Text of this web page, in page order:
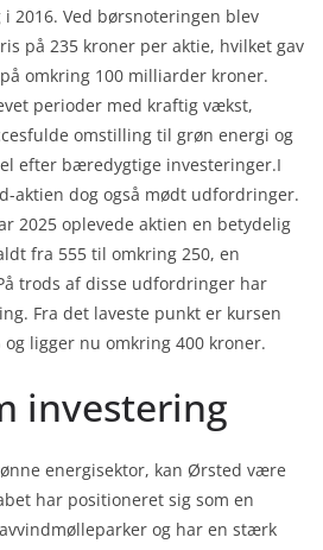
2016. Ved børsnoteringen blev
på 235 kroner per aktie, hvilket gav
omkring 100 milliarder kroner.
perioder med kraftig vækst,
omstilling til grøn energi og
efter bæredygtige investeringer.I
aktien dog også mødt udfordringer.
2025 oplevede aktien en betydelig
fra 555 til omkring 250, en
trods af disse udfordringer har
Fra det laveste punkt er kursen
ligger nu omkring 400 kroner.
investering
energisektor, kan Ørsted være
har positioneret sig som en
og har en stærk